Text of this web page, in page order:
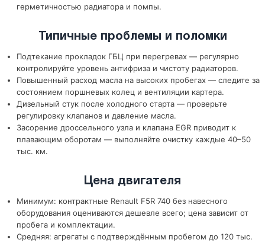
герметичностью радиатора и помпы.
Типичные проблемы и поломки
Подтекание прокладок ГБЦ при перегревах — регулярно
контролируйте уровень антифриза и чистоту радиаторов.
Повышенный расход масла на высоких пробегах — следите за
состоянием поршневых колец и вентиляции картера.
Дизельный стук после холодного старта — проверьте
регулировку клапанов и давление масла.
Засорение дроссельного узла и клапана EGR приводит к
плавающим оборотам — выполняйте очистку каждые 40–50
тыс. км.
Цена двигателя
Минимум: контрактные Renault F5R 740 без навесного
оборудования оцениваются дешевле всего; цена зависит от
пробега и комплектации.
Средняя: агрегаты с подтверждённым пробегом до 120 тыс.